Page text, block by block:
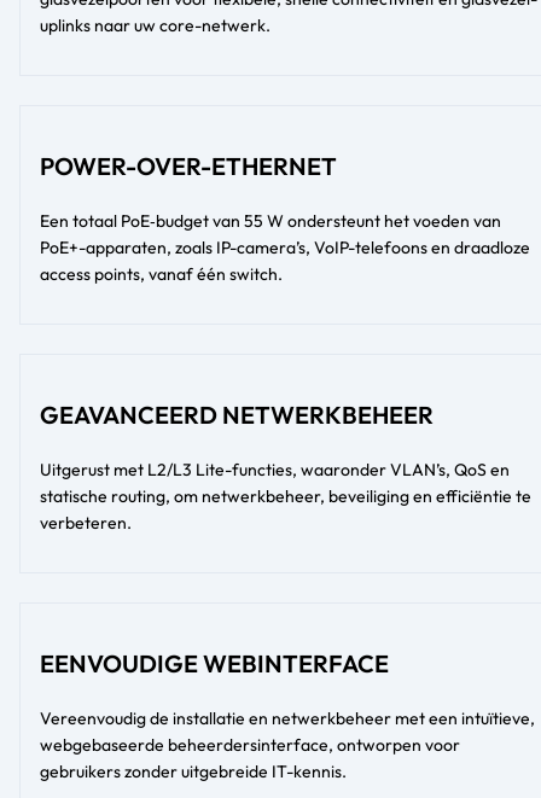
uplinks naar uw core-netwerk.
POWER-OVER-ETHERNET
Een totaal PoE‑budget van 55 W ondersteunt het voeden van
PoE+-apparaten, zoals IP-camera’s, VoIP-telefoons en draadloze
access points, vanaf één switch.
GEAVANCEERD NETWERKBEHEER
Uitgerust met L2/L3 Lite-functies, waaronder VLAN’s, QoS en
statische routing, om netwerkbeheer, beveiliging en efficiëntie te
verbeteren.
EENVOUDIGE WEBINTERFACE
Vereenvoudig de installatie en netwerkbeheer met een intuïtieve,
webgebaseerde beheerdersinterface, ontworpen voor
gebruikers zonder uitgebreide IT-kennis.